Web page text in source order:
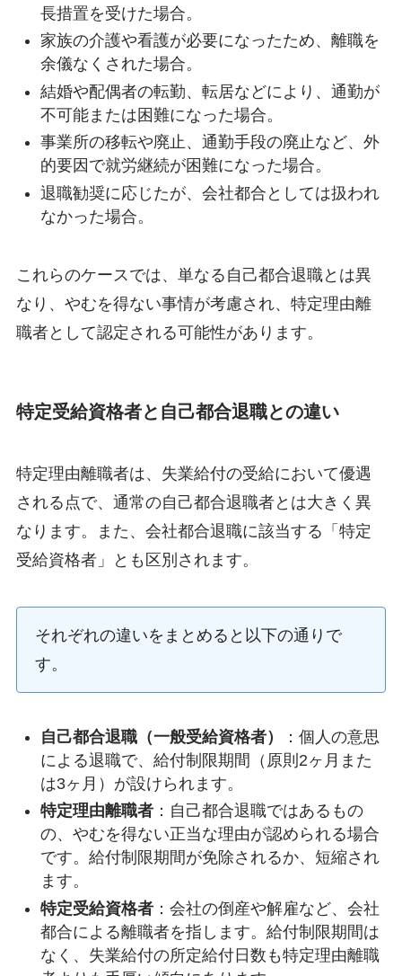
長措置を受けた場合。
家族の介護や看護が必要になったため、離職を
余儀なくされた場合。
結婚や配偶者の転勤、転居などにより、通勤が
不可能または困難になった場合。
事業所の移転や廃止、通勤手段の廃止など、外
的要因で就労継続が困難になった場合。
退職勧奨に応じたが、会社都合としては扱われ
なかった場合。
これらのケースでは、単なる自己都合退職とは異
なり、やむを得ない事情が考慮され、特定理由離
職者として認定される可能性があります。
特定受給資格者と自己都合退職との違い
特定理由離職者は、失業給付の受給において優遇
される点で、通常の自己都合退職者とは大きく異
なります。また、会社都合退職に該当する「特定
受給資格者」とも区別されます。
それぞれの違いをまとめると以下の通りで
す。
自己都合退職（一般受給資格者）
：個人の意思
による退職で、給付制限期間（原則2ヶ月また
は3ヶ月）が設けられます。
特定理由離職者：自己都合退職ではあるもの
の、やむを得ない正当な理由が認められる場合
です。給付制限期間が免除されるか、短縮され
ます。
特定受給資格者：会社の倒産や解雇など、会社
都合による離職者を指します。給付制限期間は
なく、失業給付の所定給付日数も特定理由離職